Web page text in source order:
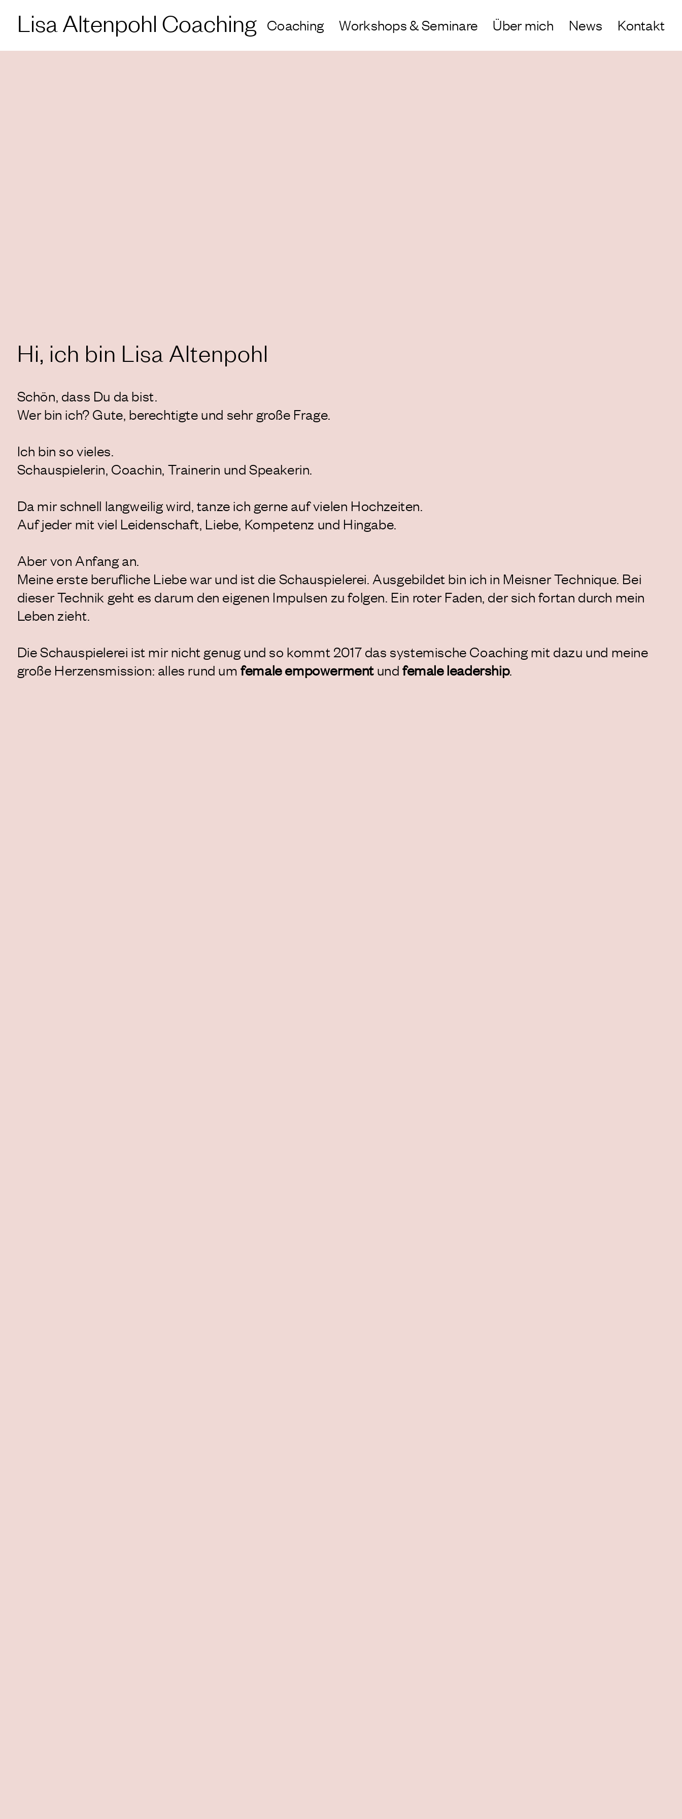
Hi, ich bin Lisa Altenpohl
Schön, dass Du da bist.
Wer bin ich? Gute, berechtigte und sehr große Frage.
Ich bin so vieles.
Schauspielerin, Coachin, Trainerin und Speakerin.
Da mir schnell langweilig wird, tanze ich gerne auf vielen Hochzeiten.
Auf jeder mit viel Leidenschaft, Liebe, Kompetenz und Hingabe.
Aber von Anfang an.
Meine erste berufliche Liebe war und ist die Schauspielerei. Ausgebildet bin ich in Meisner Technique. Bei
dieser Technik geht es darum den eigenen Impulsen zu folgen. Ein roter Faden, der sich fortan durch mein
Leben zieht.
Die Schauspielerei ist mir nicht genug und so kommt 2017 das systemische Coaching mit dazu und meine
große Herzensmission: alles rund umfemale empowerment undfemale leadership.
Lisa Altenpohl Coaching Coaching Workshops & Seminare Über mich News Kontakt